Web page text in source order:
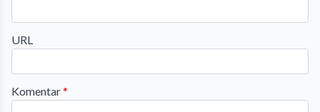
URL
Komentar*